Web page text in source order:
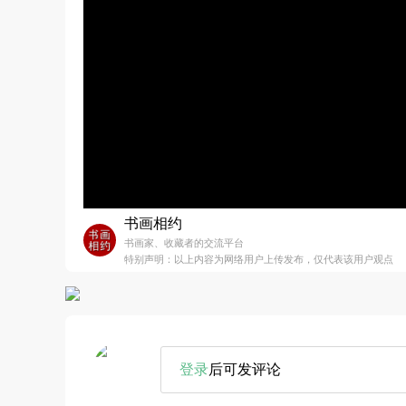
书画相约
书画家、收藏者的交流平台
特别声明：以上内容为网络用户上传发布，仅代表该用户观点
登录后可发评论